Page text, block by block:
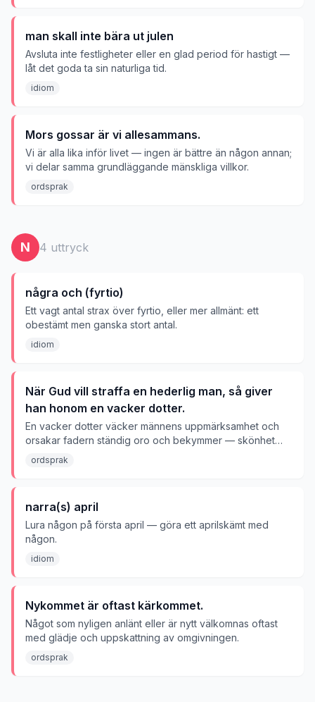
man skall inte bära ut julen
Avsluta inte festligheter eller en glad period för hastigt —
låt det goda ta sin naturliga tid.
idiom
Mors gossar är vi allesammans.
Vi är alla lika inför livet — ingen är bättre än någon annan;
vi delar samma grundläggande mänskliga villkor.
ordsprak
N 4 uttryck
några och (fyrtio)
Ett vagt antal strax över fyrtio, eller mer allmänt: ett
obestämt men ganska stort antal.
idiom
När Gud vill straffa en hederlig man, så giver
han honom en vacker dotter.
En vacker dotter väcker männens uppmärksamhet och
orsakar fadern ständig oro och bekymmer — skönhet
ses som en börda.
ordsprak
narra(s) april
Lura någon på första april — göra ett aprilskämt med
någon.
idiom
Nykommet är oftast kärkommet.
Något som nyligen anlänt eller är nytt välkomnas oftast
med glädje och uppskattning av omgivningen.
ordsprak